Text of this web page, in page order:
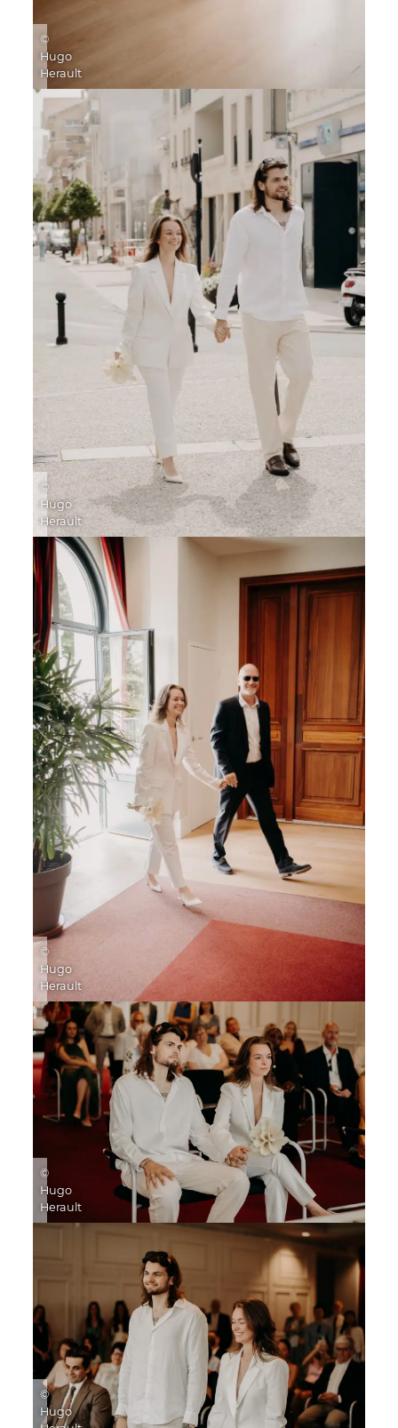
©
Hugo
Herault
©
Hugo
Herault
©
Hugo
Herault
©
Hugo
Herault
©
Hugo